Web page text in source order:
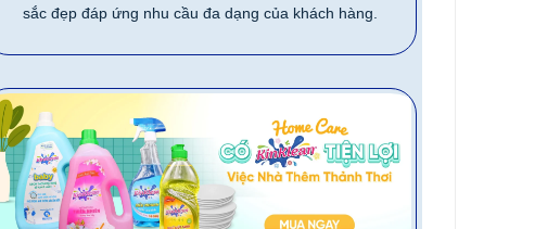
sắc đẹp đáp ứng nhu cầu đa dạng của khách hàng.